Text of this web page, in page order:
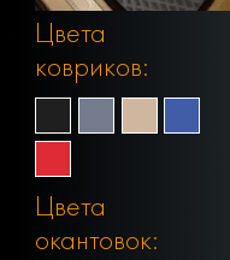
Цвета
ковриков:
Цвета
окантовок: